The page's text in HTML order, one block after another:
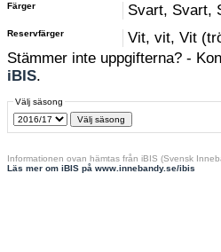
Färger Svart, Svart,
Reservfärger
Vit, vit, Vit
Stämmer inte uppgifterna? -
iBIS.
Välj säsong
Informationen ovan hämtas från iBIS (Svensk
Läs mer om iBIS på www.innebandy.se/ibis